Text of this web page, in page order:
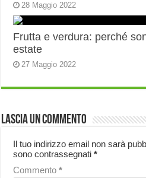
28 Maggio 2022
Frutta e verdura: perché
estate
27 Maggio 2022
Lascia un commento
Il tuo indirizzo email non sarà
sono contrassegnati*
Commento*